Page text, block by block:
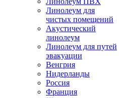
Линолеум для
чистых помещений
Акустический
линолеум
Линолеум для путей
эвакуации
Венгрия
Нидерланды
Россия
Франция